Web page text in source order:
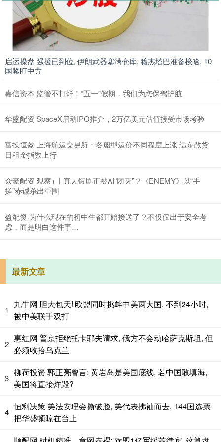
启运操盘 强援已到位, 伊朗武器塞满仓库, 穆杰塔巴准备梭哈, 10
国紧盯中方
嘉信资本 监管不打烊！“五一”假期，我们为您保驾护航
华盛配资 SpaceX启动IPO推介，2万亿美元估值接受市场考验
富投恒盈 上海航运交易所：各船型运价不同程度上涨 远东散货
日租金指数上行
众豪配资 观察+丨真人短剧正被AI“团灭”？《ENEMY》以“手
搓”赤诚杀出重围
盈配资 为什么现在的初中生都开始接送了？不仅仅出于安全考
虑，而是明白这件事…
最新文章
1
九牛网 胆大包天! 欧盟同时挑衅中美两大国, 不到24小时,
被中美联手双打
2
惠红网 普京拒绝托卡耶夫请求, 俄方不会动哈萨克斯坦, 但
必须收拾乌克兰
3
柳荷投资 郭正亮曾言: 黄岩岛是美国底线, 若中国敢填海,
美国将直接炸毁?
4
恒利决策 美法安理会撕破脸, 美代表拂袖而去, 144国选票
把华盛顿晾在台上